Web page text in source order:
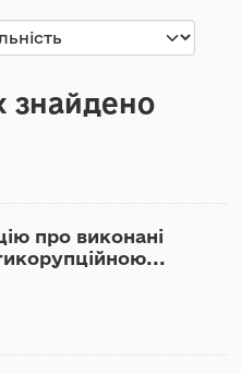
знайдено
про виконані